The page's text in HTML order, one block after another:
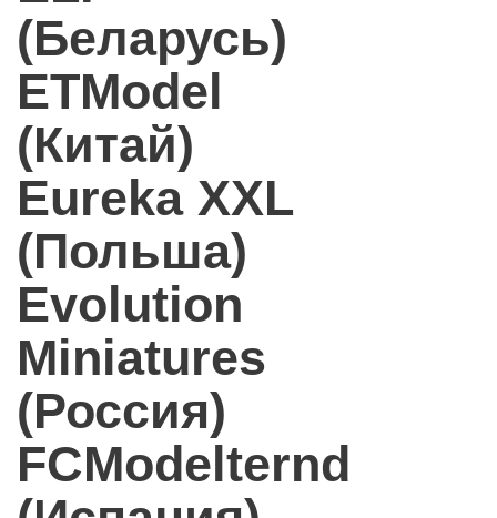
(Беларусь)
ETModel
(Китай)
Eureka XXL
(Польша)
Evolution
Miniatures
(Россия)
FCModelternd